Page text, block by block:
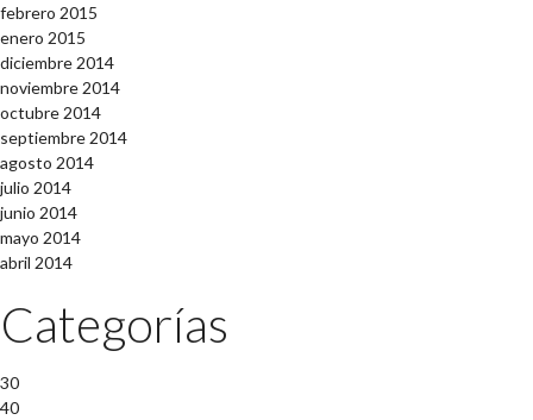
febrero 2015
enero 2015
diciembre 2014
noviembre 2014
octubre 2014
septiembre 2014
agosto 2014
julio 2014
junio 2014
mayo 2014
abril 2014
Categorías
30
40